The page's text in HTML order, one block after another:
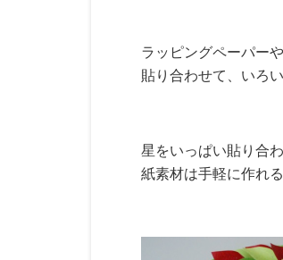
ラッピングペーパー
貼り合わせて、いろ
星をいっぱい貼り合
紙素材は手軽に作れる